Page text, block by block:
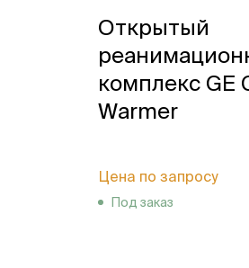
Открытый
комплекс GE
Warmer
Цена по запросу
Под заказ